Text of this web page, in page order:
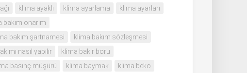
klima ayaklı klima ayarlama
klima ayarları
bakım onarım
bakım şartnamesi
klima bakım sözleşmesi
nasıl yapılır
klima bakır boru
basınç müşürü klima baymak
klima beko